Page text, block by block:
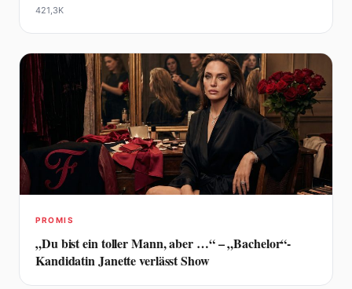
421,3K
PROMIS
„Du bist ein toller Mann, aber …“ – „Bachelor“-
Kandidatin Janette verlässt Show